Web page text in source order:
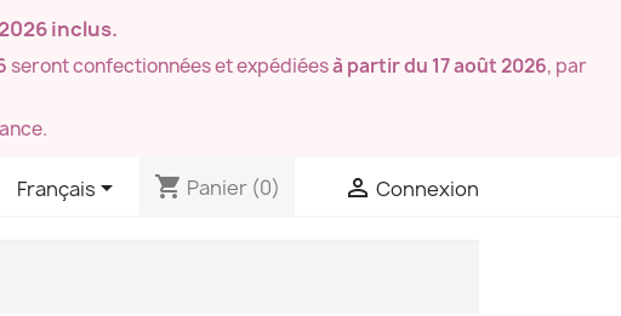
inclus.
seront confectionnées et expédiéesà partir du 17 août 2026, par
Français shopping_cart Panier (0)  Connexion